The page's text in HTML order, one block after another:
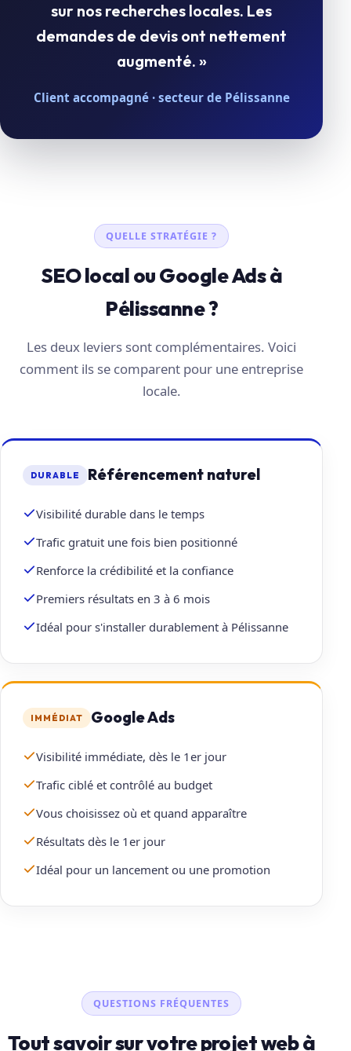
sur nos recherches locales. Les
demandes de devis ont nettement
augmenté. »
Client accompagné · secteur de Pélissanne
QUELLE STRATÉGIE ?
SEO local ou Google Ads à
Pélissanne ?
Les deux leviers sont complémentaires. Voici
comment ils se comparent pour une entreprise
locale.
DURABLE Référencement naturel
Visibilité durable dans le temps
Trafic gratuit une fois bien positionné
Renforce la crédibilité et la confiance
Premiers résultats en 3 à 6 mois
Idéal pour s'installer durablement à Pélissanne
IMMÉDIAT Google Ads
Visibilité immédiate, dès le 1er jour
Trafic ciblé et contrôlé au budget
Vous choisissez où et quand apparaître
Résultats dès le 1er jour
Idéal pour un lancement ou une promotion
QUESTIONS FRÉQUENTES
Tout savoir sur votre projet web à